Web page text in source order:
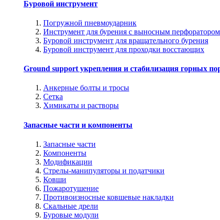
Буровой инструмент
Погружной пневмоударник
Инструмент для бурения с выносным перфоратором
Буровой инструмент для вращательного бурения
Буровой инструмент для проходки восстающих
Ground support укрепления и стабилизация горных
Анкерные болты и тросы
Сетка
Химикаты и растворы
Запасные части и компоненты
Запасные части
Компоненты
Модификации
Стрелы-манипуляторы и податчики
Ковши
Пожаротушение
Противоизносные ковшевые накладки
Скальные дрели
Буровые модули